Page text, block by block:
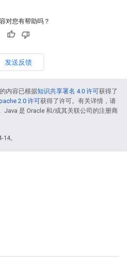
对您有帮助吗？
发送反馈
内容已根据知识共享署名 4.0 许可获得了
2.0 许可获得了许可。有关详情，请
Java 是 Oracle 和/或其关联公司的注册商
。